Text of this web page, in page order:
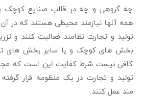
چه گروهی و چه در قالب صنایع کوچک
همه آنها نیازمند محیطی هستند که در
تولید و تجارت نظامند فعالیت کنند و
بخش های کوچک و یا سایر بخش های
کافی نیست شرط کفایت این است که
تولید و تجارت در یک منظومه قرار
مند عمل کنند.